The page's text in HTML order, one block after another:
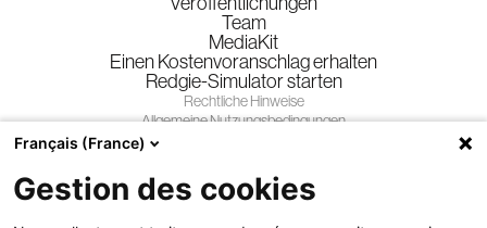
Team
MediaKit
Einen Kostenvoranschlag erhalten
Redgie-Simulator starten
Rechtliche Hinweise
Allgemeine Nutzungsbedingungen
Allgemeine Geschäftsbedingungen
Gewinnspiele
Folgen Sie uns
Français (France)
Gestion des cookies